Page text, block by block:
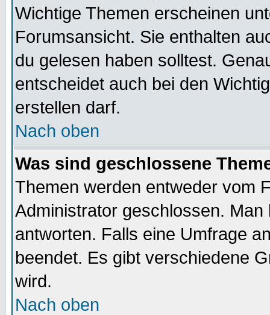
Wichtige Themen erscheinen
Forumsansicht. Sie enthalten
du gelesen haben solltest.
entscheidet auch bei den
erstellen darf.
Nach oben
Was sind geschlossene
Themen werden entweder vom
Administrator geschlossen.
antworten. Falls eine Umfrage
beendet. Es gibt verschiedene
wird.
Nach oben